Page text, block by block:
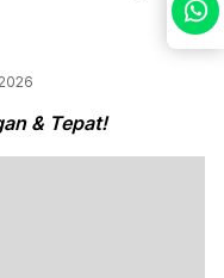
& Tepat!